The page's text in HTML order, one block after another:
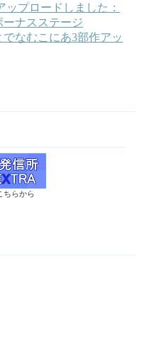
ップロードしました：
ナスステージ
でなむこにあ3部作アッ
ちらから